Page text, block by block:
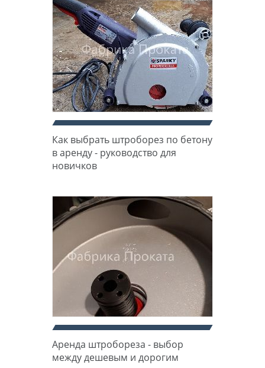
Как выбрать штроборез по бетону
в аренду - руководство для
новичков
Аренда штробореза - выбор
между дешевым и дорогим